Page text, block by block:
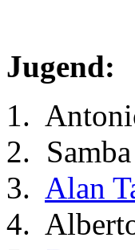
Jugend:
Alan